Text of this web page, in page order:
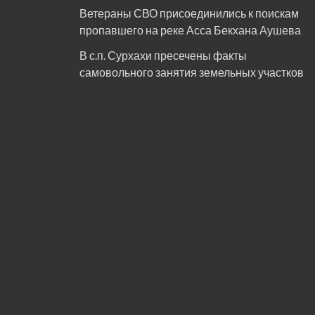
Ветераны СВО присоединились к поискам
пропавшего на реке Асса Бекхана Аушева
В с.п. Сурхахи пресечены факты
самовольного занятия земельных участков